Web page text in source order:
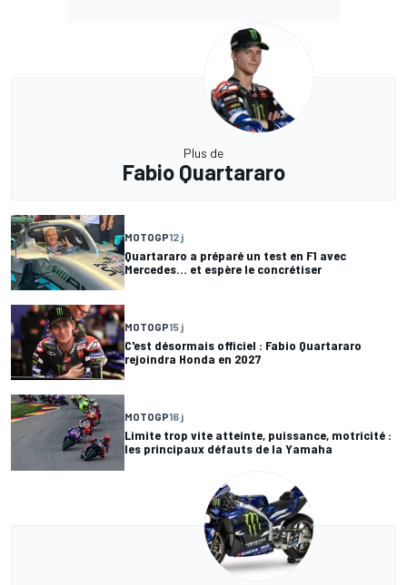
Plus de
Fabio Quartararo
MOTOGP12 j
Quartararo a préparé un test en F1 avec
Mercedes... et espère le concrétiser
MOTOGP15 j
C'est désormais officiel : Fabio Quartararo
rejoindra Honda en 2027
MOTOGP16 j
Limite trop vite atteinte, puissance, motricité :
les principaux défauts de la Yamaha